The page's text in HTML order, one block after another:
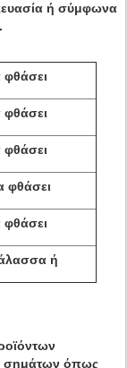
ή σύμφωνα
φθάσει
φθάσει
φθάσει
φθάσει
φθάσει
ή
σημάτων όπως